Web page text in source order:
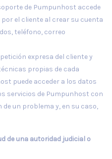
de Pumpunhost accede
el cliente al crear su cuenta
teléfono, correo
expresa del cliente y
propias de cada
puede acceder a los datos
servicios de Pumpunhost con
un problema y, en su caso,
de una autoridad judicial o